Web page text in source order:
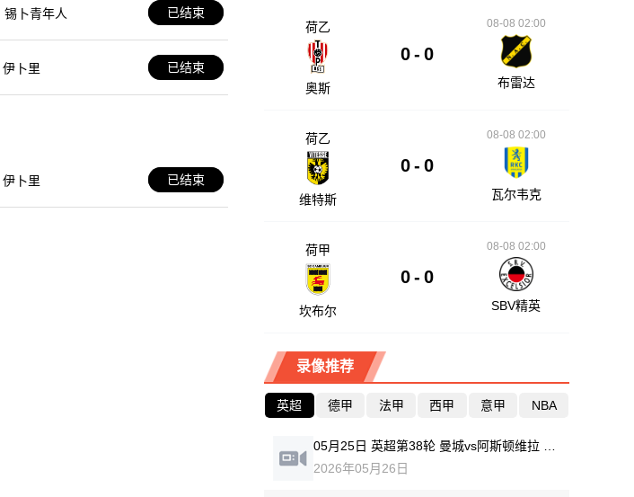
锡卜青年人 已结束
伊卜里 已结束
伊卜里 已结束
荷乙
奥斯
0 - 0
08-08 02:00
布雷达
荷乙
维特斯
0 - 0
08-08 02:00
瓦尔韦克
荷甲
坎布尔
0 - 0
08-08 02:00
SBV精英
录像推荐
英超 德甲 法甲 西甲 意甲 NBA
2026年05月26日